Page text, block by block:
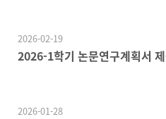
2026-02-19
2026-1학기 논문연구계획서
2026-01-28